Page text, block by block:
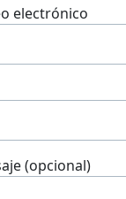
electrónico
(opcional)